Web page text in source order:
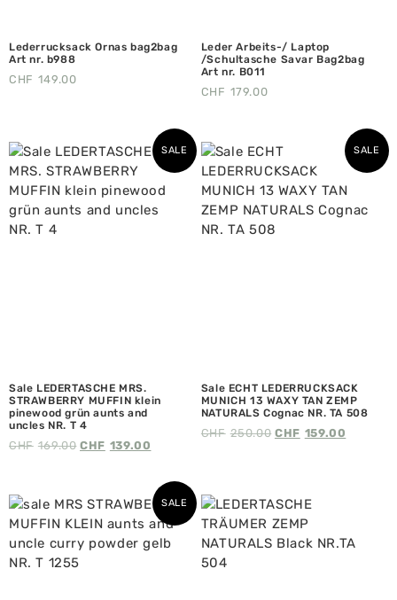
Lederrucksack Ornas bag2bag
Art nr. b988
CHF 149.00
Leder Arbeits-/ Laptop
/Schultasche Savar Bag2bag
Art nr. B011
CHF 179.00
SALE
Sale LEDERTASCHE MRS.
STRAWBERRY MUFFIN klein
pinewood grün aunts and
uncles NR. T 4
CHF 169.00 CHF 139.00
SALE
Sale ECHT LEDERRUCKSACK
MUNICH 13 WAXY TAN ZEMP
NATURALS Cognac NR. TA 508
CHF 250.00 CHF 159.00
SALE